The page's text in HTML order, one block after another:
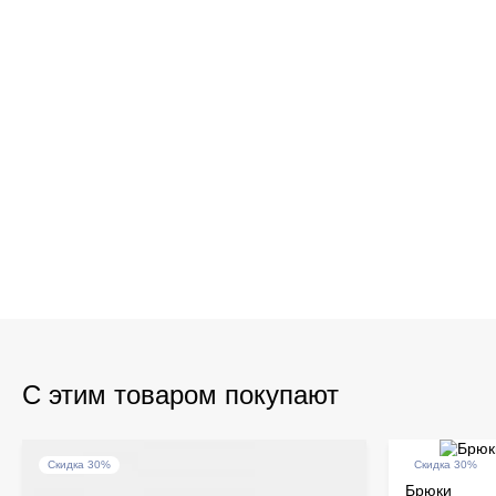
С этим товаром покупают
Скидка 30% Скидка 30%
Брюки